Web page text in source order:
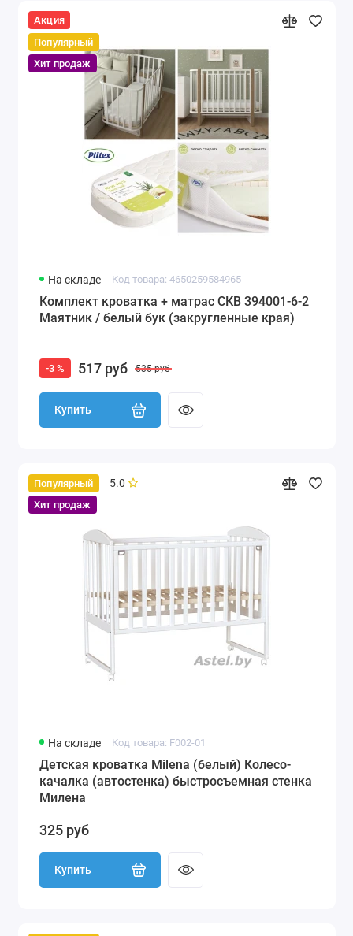
Акция
Популярный
Хит продаж
На складе Код товара: 4650259584965
Комплект кроватка + матрас СКВ 394001-6-2
Маятник / белый бук (закругленные края)
-3 % 517 руб 535 руб
Купить
Популярный
Хит продаж
5.0
На складе Код товара: F002-01
Детская кроватка Milena (белый) Колесо-
качалка (автостенка) быстросъемная стенка
Милена
325 руб
Купить